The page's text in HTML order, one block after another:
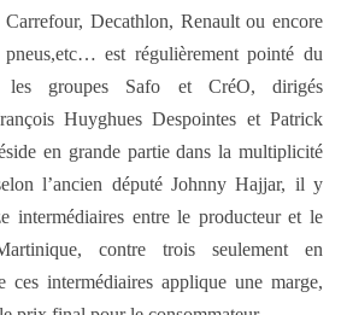
Carrefour, Decathlon, Renault ou encore
est régulièrement pointé du
groupes Safo et CréO, dirigés
Huyghues Despointes et Patrick
en grande partie dans la multiplicité
l’ancien député Johnny Hajjar, il y
intermédiaires entre le producteur et le
contre trois seulement en
ces intermédiaires applique une marge,